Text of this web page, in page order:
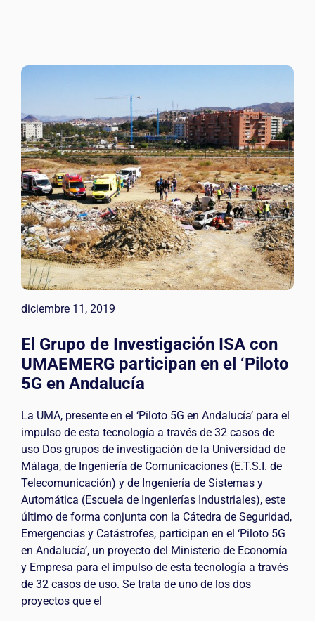
diciembre 11, 2019
El Grupo de Investigación ISA con
UMAEMERG participan en el ‘Piloto
5G en Andalucía
La UMA, presente en el ‘Piloto 5G en Andalucía’ para el
impulso de esta tecnología a través de 32 casos de
uso Dos grupos de investigación de la Universidad de
Málaga, de Ingeniería de Comunicaciones (E.T.S.I. de
Telecomunicación) y de Ingeniería de Sistemas y
Automática (Escuela de Ingenierías Industriales), este
último de forma conjunta con la Cátedra de Seguridad,
Emergencias y Catástrofes, participan en el ‘Piloto 5G
en Andalucía’, un proyecto del Ministerio de Economía
y Empresa para el impulso de esta tecnología a través
de 32 casos de uso. Se trata de uno de los dos
proyectos que el